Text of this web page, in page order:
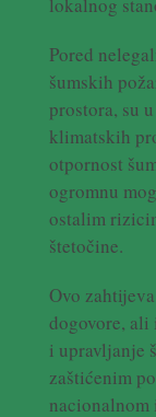
Pored
šumskih
prostora, su
klimatskih
otpornost
ogromnu
ostalim
štetočine.
Ovo
dogovore,
i upravljanje
zaštićenim